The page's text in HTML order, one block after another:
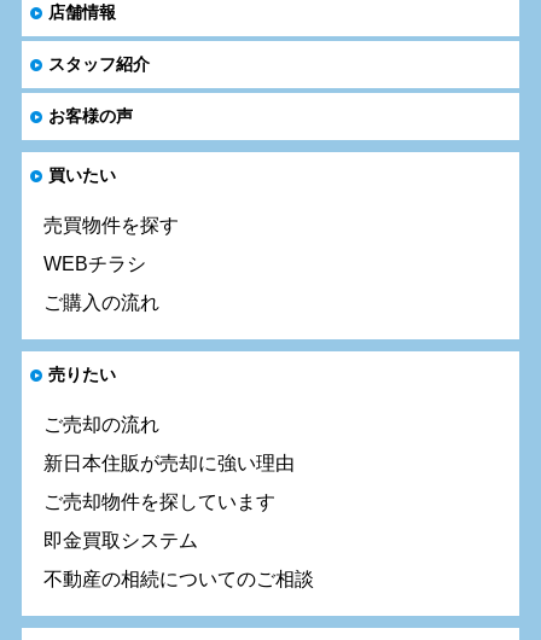
店舗情報
スタッフ紹介
お客様の声
買いたい
売買物件を探す
WEBチラシ
ご購入の流れ
売りたい
ご売却の流れ
新日本住販が売却に強い理由
ご売却物件を探しています
即金買取システム
不動産の相続についてのご相談